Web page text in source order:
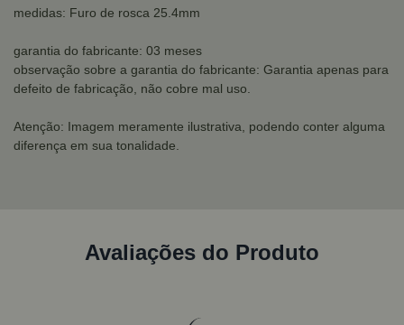
medidas: Furo de rosca 25.4mm
garantia do fabricante: 03 meses
observação sobre a garantia do fabricante: Garantia apenas para
defeito de fabricação, não cobre mal uso.
Atenção: Imagem meramente ilustrativa, podendo conter alguma
diferença em sua tonalidade.
Avaliações do Produto